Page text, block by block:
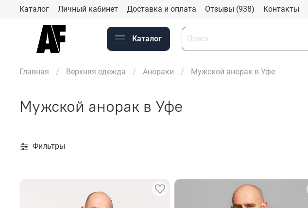
Каталог Личный кабинет Доставка и оплата Отзывы (938) Контакты
Каталог
Главная Верхняя одежда Анораки Мужской анорак в Уфе
Мужской анорак в Уфе
Фильтры